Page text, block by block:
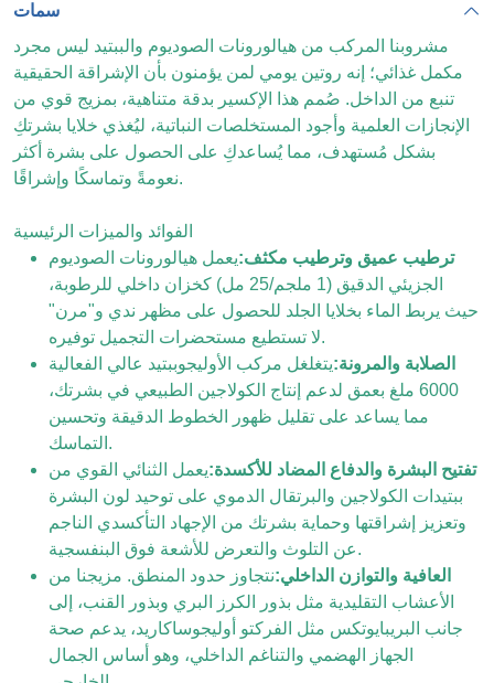
سمات
مشروبنا المركب من هيالورونات الصوديوم والببتيد ليس مجرد
مكمل غذائي؛ إنه روتين يومي لمن يؤمنون بأن الإشراقة الحقيقية
تنبع من الداخل. صُمم هذا الإكسير بدقة متناهية، بمزيج قوي من
الإنجازات العلمية وأجود المستخلصات النباتية، ليُغذي خلايا بشرتكِ
بشكل مُستهدف، مما يُساعدكِ على الحصول على بشرة أكثر
نعومةً وتماسكًا وإشراقًا.
الفوائد والميزات الرئيسية
ترطيب عميق وترطيب مكثف:يعمل هيالورونات الصوديوم
الجزيئي الدقيق (1 ملجم/25 مل) كخزان داخلي للرطوبة،
حيث يربط الماء بخلايا الجلد للحصول على مظهر ندي و"مرن"
لا تستطيع مستحضرات التجميل توفيره.
الصلابة والمرونة:يتغلغل مركب الأوليجوببتيد عالي الفعالية
6000 ملغ بعمق لدعم إنتاج الكولاجين الطبيعي في بشرتك،
مما يساعد على تقليل ظهور الخطوط الدقيقة وتحسين
التماسك.
تفتيح البشرة والدفاع المضاد للأكسدة:يعمل الثنائي القوي من
ببتيدات الكولاجين والبرتقال الدموي على توحيد لون البشرة
وتعزيز إشراقتها وحماية بشرتك من الإجهاد التأكسدي الناجم
عن التلوث والتعرض للأشعة فوق البنفسجية.
العافية والتوازن الداخلي:نتجاوز حدود المنطق. مزيجنا من
الأعشاب التقليدية مثل بذور الكرز البري وبذور القنب، إلى
جانب البريبايوتكس مثل الفركتو أوليجوساكاريد، يدعم صحة
الجهاز الهضمي والتناغم الداخلي، وهو أساس الجمال